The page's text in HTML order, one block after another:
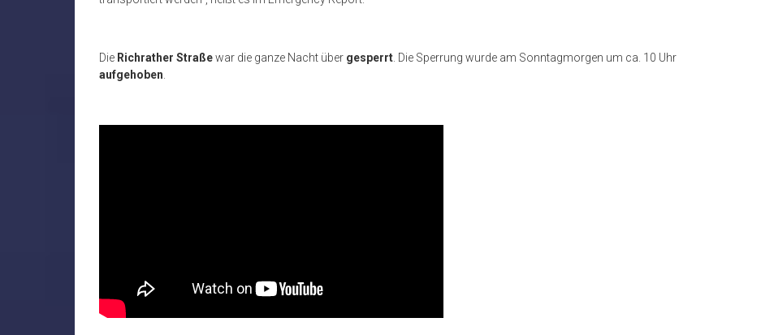
Die Richrather Straßewar die ganze Nacht über gesperrt. Die Sperrung wurde am Sonntagmorgen um ca. 10 Uhr
aufgehoben.